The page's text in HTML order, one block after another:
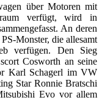
über Motoren mit
verfügt, wird in
An deren
Monster, die allesamt
verfügen. Den Sieg
Cosworth an seine
Karl Schagerl im VW
Star Ronnie Bratschi
Evo vor allem